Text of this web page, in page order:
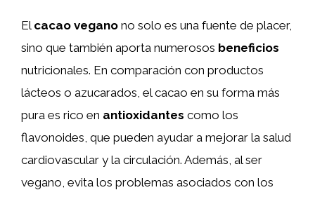
El cacao vegano no solo es una fuente de placer,
sino que también aporta numerosos beneficios
nutricionales. En comparación con productos
lácteos o azucarados, el cacao en su forma más
pura es rico en antioxidantes como los
flavonoides, que pueden ayudar a mejorar la salud
cardiovascular y la circulación. Además, al ser
vegano, evita los problemas asociados con los